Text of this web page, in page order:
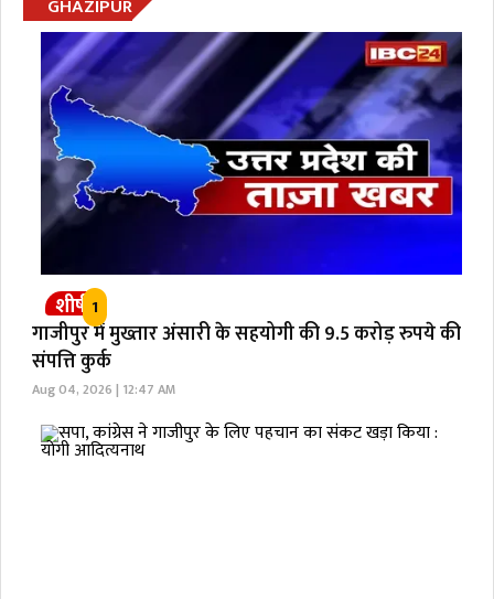
GHAZIPUR
शीर्ष 1
गाजीपुर में मुख्तार अंसारी के सहयोगी की 9.5 करोड़ रुपये की
संपत्ति कुर्क
Aug 04, 2026 | 12:47 AM